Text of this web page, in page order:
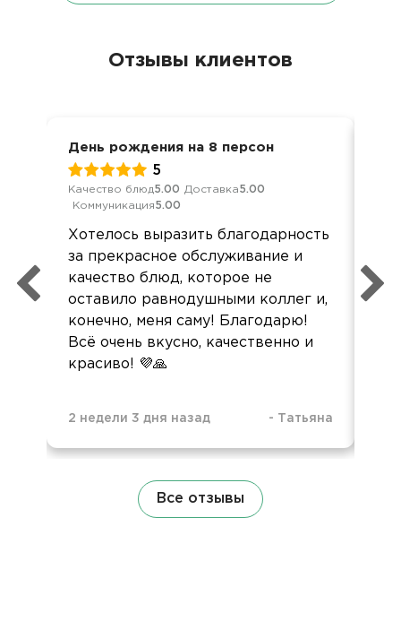
Отзывы клиентов
День рождения на 8 персон
5
Качество блюд5.00 Доставка5.00
Коммуникация5.00
Хотелось выразить благодарность
за прекрасное обслуживание и
качество блюд, которое не
оставило равнодушными коллег и,
конечно, меня саму! Благодарю!
Всё очень вкусно, качественно и
красиво! 💜🙏
2 недели 3 дня назад - Татьяна
Все отзывы